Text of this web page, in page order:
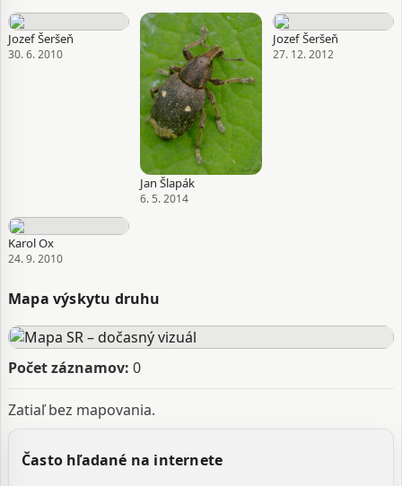
Jozef Šeršeň
30. 6. 2010
Jan Šlapák
6. 5. 2014
Jozef Šeršeň
27. 12. 2012
Karol Ox
24. 9. 2010
Mapa výskytu druhu
Počet záznamov: 0
Zatiaľ bez mapovania.
Často hľadané na internete